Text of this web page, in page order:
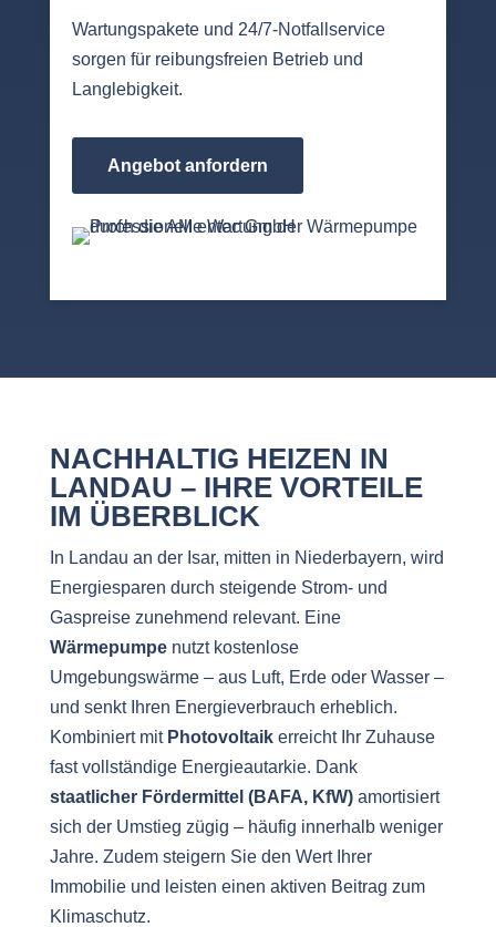
Wartungspakete und 24/7-Notfallservice
sorgen für reibungsfreien Betrieb und
Langlebigkeit.
Angebot anfordern
NACHHALTIG HEIZEN IN
LANDAU – IHRE VORTEILE
IM ÜBERBLICK
In Landau an der Isar, mitten in Niederbayern, wird
Energiesparen durch steigende Strom- und
Gaspreise zunehmend relevant. Eine
Wärmepumpenutzt kostenlose
Umgebungswärme – aus Luft, Erde oder Wasser –
und senkt Ihren Energieverbrauch erheblich.
Kombiniert mit Photovoltaikerreicht Ihr Zuhause
fast vollständige Energieautarkie. Dank
staatlicher Fördermittel (BAFA, KfW)amortisiert
sich der Umstieg zügig – häufig innerhalb weniger
Jahre. Zudem steigern Sie den Wert Ihrer
Immobilie und leisten einen aktiven Beitrag zum
Klimaschutz.